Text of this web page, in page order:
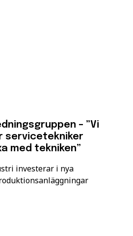
– ”Vi
servicetekniker
med tekniken”
investerar i nya